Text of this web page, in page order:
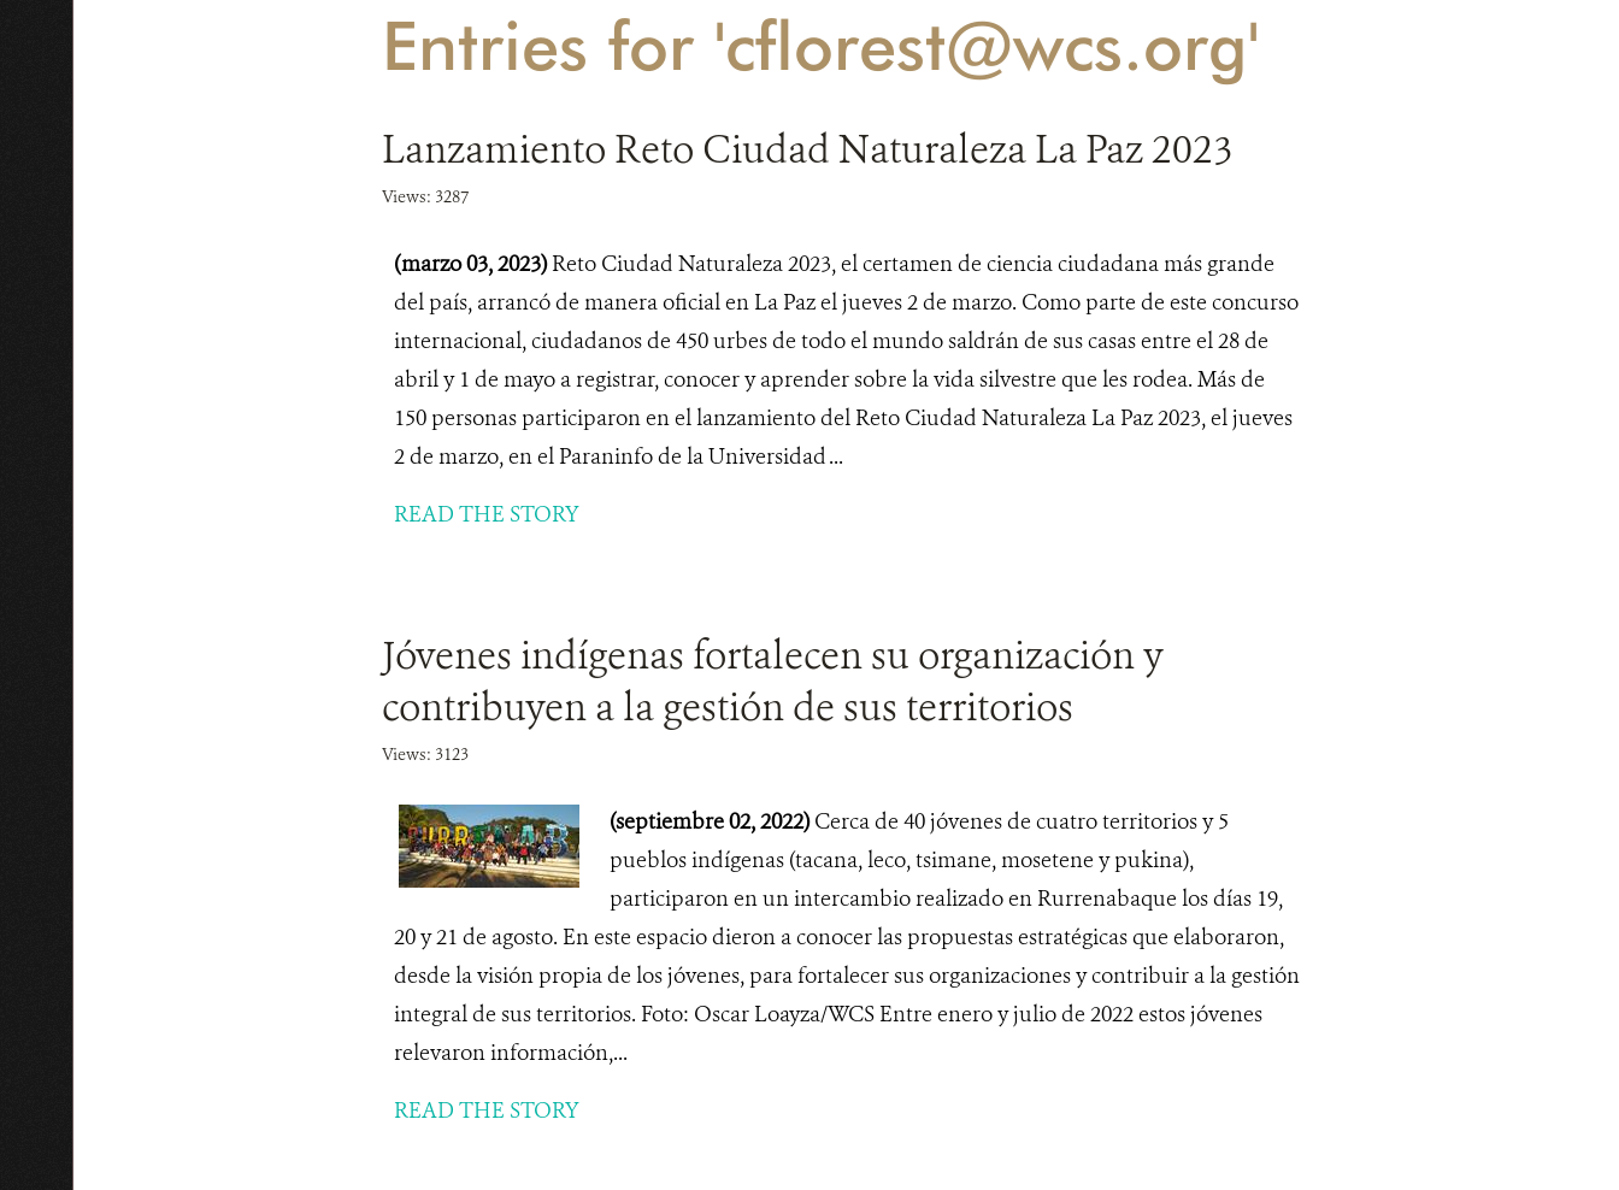
Entries for 'cflorest@wcs.org'
Lanzamiento Reto Ciudad Naturaleza La Paz 2023
Views: 3287
(marzo 03, 2023)Reto Ciudad Naturaleza 2023, el certamen de ciencia ciudadana más grande
del país, arrancó de manera oficial en La Paz el jueves 2 de marzo. Como parte de este concurso
internacional, ciudadanos de 450 urbes de todo el mundo saldrán de sus casas entre el 28 de
abril y 1 de mayo a registrar, conocer y aprender sobre la vida silvestre que les rodea. Más de
150 personas participaron en el lanzamiento del Reto Ciudad Naturaleza La Paz 2023, el jueves
2 de marzo, en el Paraninfo de la Universidad ...
READ THE STORY
Jóvenes indígenas fortalecen su organización y
contribuyen a la gestión de sus territorios
Views: 3123
(septiembre 02, 2022)Cerca de 40 jóvenes de cuatro territorios y 5
pueblos indígenas (tacana, leco, tsimane, mosetene y pukina),
participaron en un intercambio realizado en Rurrenabaque los días 19,
20 y 21 de agosto. En este espacio dieron a conocer las propuestas estratégicas que elaboraron,
desde la visión propia de los jóvenes, para fortalecer sus organizaciones y contribuir a la gestión
integral de sus territorios. Foto: Oscar Loayza/WCS Entre enero y julio de 2022 estos jóvenes
relevaron información,...
READ THE STORY